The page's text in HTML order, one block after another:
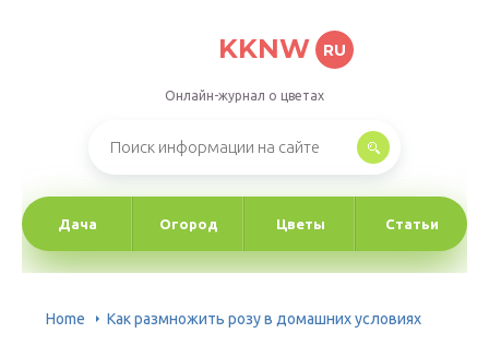
KKNW RU
Онлайн-журнал о цветах
Дача Огород Цветы Статьи
Home Как размножить розу в домашних условиях